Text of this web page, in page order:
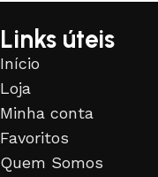
Links úteis
Início
Loja
Minha conta
Favoritos
Quem Somos